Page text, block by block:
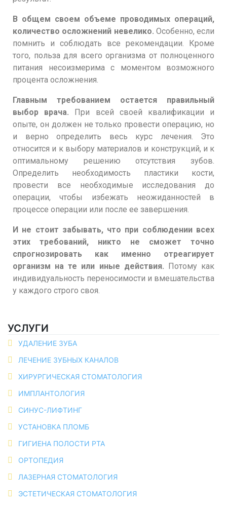
В общем своем объеме проводимых операций,
количество осложнений невелико. Особенно, если
помнить и соблюдать все рекомендации. Кроме
того, польза для всего организма от полноценного
питания несоизмерима с моментом возможного
процента осложнения.
Главным требованием остается правильный
выбор врача. При всей своей квалификации и
опыте, он должен не только провести операцию, но
и верно определить весь курс лечения. Это
относится и к выбору материалов и конструкций, и к
оптимальному решению отсутствия зубов.
Определить необходимость пластики кости,
провести все необходимые исследования до
операции, чтобы избежать неожиданностей в
процессе операции или после ее завершения.
И не стоит забывать, что при соблюдении всех
этих требований, никто не сможет точно
спрогнозировать как именно отреагирует
организм на те или иные действия. Потому как
индивидуальность переносимости и вмешательства
у каждого строго своя.
УСЛУГИ
УДАЛЕНИЕ ЗУБА
ЛЕЧЕНИЕ ЗУБНЫХ КАНАЛОВ
ХИРУРГИЧЕСКАЯ СТОМАТОЛОГИЯ
ИМПЛАНТОЛОГИЯ
СИНУС-ЛИФТИНГ
УСТАНОВКА ПЛОМБ
ГИГИЕНА ПОЛОСТИ РТА
ОРТОПЕДИЯ
ЛАЗЕРНАЯ СТОМАТОЛОГИЯ
ЭСТЕТИЧЕСКАЯ СТОМАТОЛОГИЯ